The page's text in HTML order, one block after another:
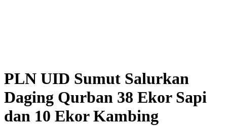
PLN UID Sumut Salurkan
Daging Qurban 38 Ekor Sapi
dan 10 Ekor Kambing